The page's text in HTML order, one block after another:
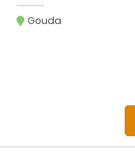
Gouda